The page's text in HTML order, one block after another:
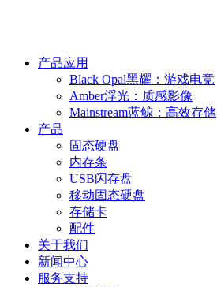
产品应用
Black Opal黑耀：游戏电竞
Amber浮光：质感影像
Mainstream蓝鲸：高效存储
产品
固态硬盘
内存条
USB闪存盘
移动固态硬盘
存储卡
配件
关于我们
新闻中心
服务支持